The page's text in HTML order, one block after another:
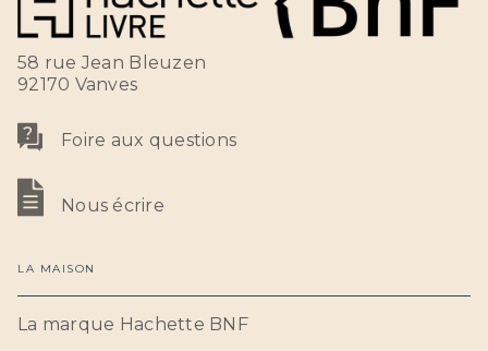
58 rue Jean Bleuzen
92170 Vanves
Foire aux questions
Nous écrire
LA MAISON
La marque Hachette BNF